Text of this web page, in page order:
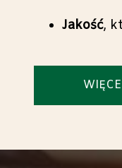
Jakość,